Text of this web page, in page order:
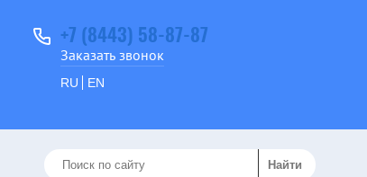
+7 (8443) 58-87-87
Заказать звонок
RU EN